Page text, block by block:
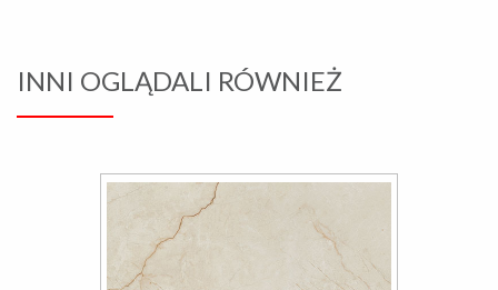
INNI OGLĄDALI RÓWNIEŻ